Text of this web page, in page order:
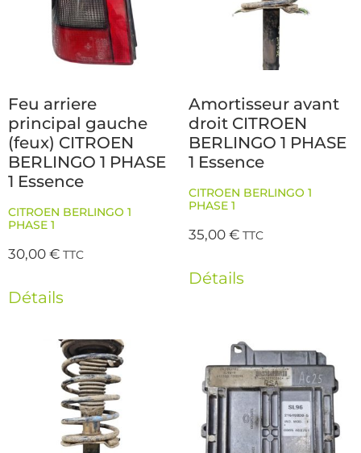
Feu arriere
principal gauche
(feux) CITROEN
BERLINGO 1 PHASE
1 Essence
CITROEN BERLINGO 1
PHASE 1
30,00€ TTC
Détails
Amortisseur avant
droit CITROEN
BERLINGO 1 PHASE
1 Essence
CITROEN BERLINGO 1
PHASE 1
35,00€ TTC
Détails